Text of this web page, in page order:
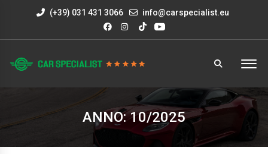
(+39) 031 431 3066 info@carspecialist.eu
ANNO: 10/2025